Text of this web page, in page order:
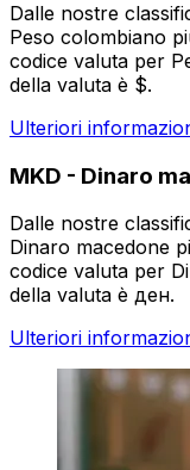
Dalle nostre
Peso colombiano
codice valuta per
della valuta è $.
Ulteriori
MKD - Dinaro
Dalle nostre
Dinaro macedone
codice valuta per
della valuta è ден.
Ulteriori